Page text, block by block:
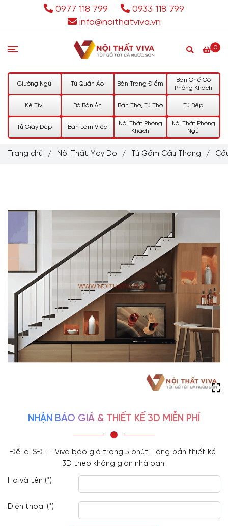
0977 118 799
0933 118 799
info@noithatviva.vn
0
Giường Ngủ Tủ Quần Áo Bàn Trang Điểm
Bàn Ghế Gỗ
Phòng Khách
Kệ Tivi Bộ Bàn Ăn Bàn Thờ, Tủ Thờ Tủ Bếp
Tủ Giày Dép Bàn Làm Việc
Nội Thất Phòng
Khách
Nội Thất Phòng
Ngủ
Trang chủ / Nội Thất May Đo / Tủ Gầm Cầu Thang /
NHẬN BÁO GIÁ & THIẾT KẾ 3D MIỄN PHÍ
Để lại SĐT - Viva báo giá trong 5 phút. Tặng bản thiết kế
3D theo không gian nhà bạn.
Họ và tên (*)
Điện thoại (*)